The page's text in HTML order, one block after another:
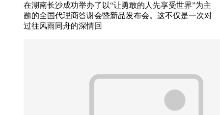
在湖南长沙成功举办了以“让勇敢的人先享受世界”为主
题的全国代理商答谢会暨新品发布会。这不仅是一次对
过往风雨同舟的深情回